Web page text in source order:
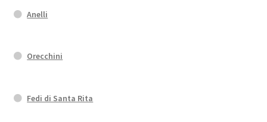
Anelli
Orecchini
Fedi di Santa Rita